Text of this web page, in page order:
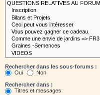
Rechercher dans les sous-forums :
Oui
Non
Rechercher dans :
Titres et messages